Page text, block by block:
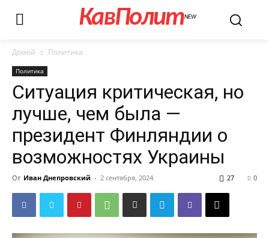
КавПолитNEW
Домой Политика
Политика
Ситуация критическая, но
лучше, чем была —
президент Финляндии о
возможностях Украины
От Иван Днепровский - 2 сентября, 2024 0
27